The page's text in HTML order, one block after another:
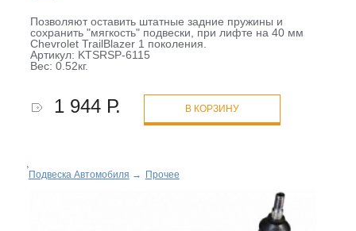
Позволяют оставить штатные задние пружины и
сохранить "мягкость" подвески, при лифте на 40 мм
Chevrolet TrailBlazer 1 поколения.
Артикул: KTSRSP-6115
Вес: 0.52кг.
1 944 Р. В КОРЗИНУ
Подвеска Автомобиля → Прочее